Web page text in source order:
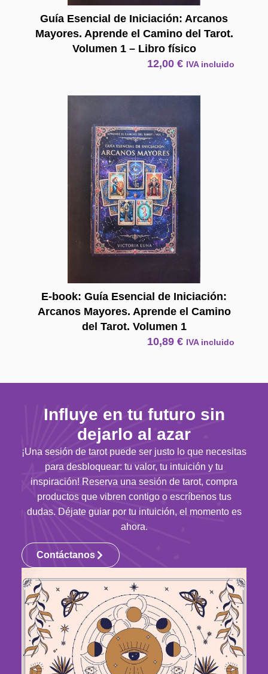
Guía Esencial de Iniciación: Arcanos
Mayores. Aprende el Camino del Tarot.
Volumen 1 – Libro físico
12,00€ IVA incluido
E-book: Guía Esencial de Iniciación:
Arcanos Mayores. Aprende el Camino
del Tarot. Volumen 1
10,89€ IVA incluido
Influye en tu futuro sin
dejarlo al azar
¡Una sesión de tarot puede ser justo lo que necesitas
para desbloquear: tu valor, tu intuición y tu
inspiración! Reserva una sesión de tarot, compra
productos que vibren contigo o escríbenos tus
dudas. Déjate guiar por tu intuición, el momento es
ahora.
Contáctanos